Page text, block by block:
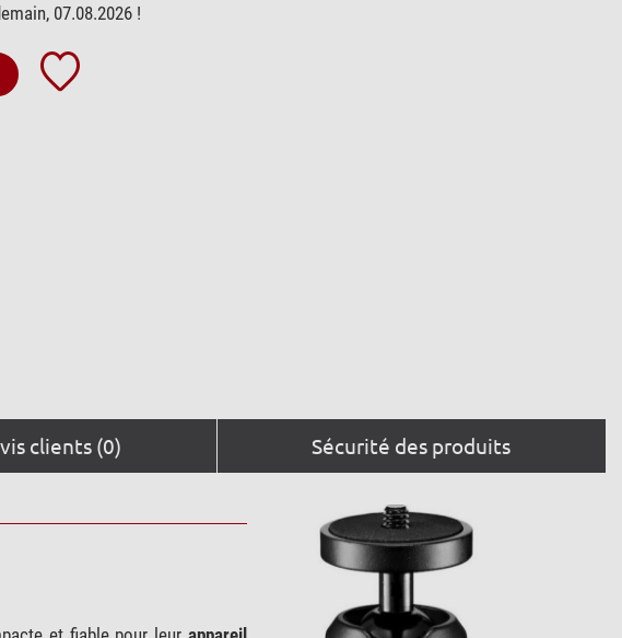
07.08.2026 !
clients (0) Sécurité des produits